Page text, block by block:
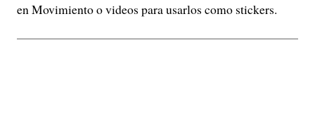
en Movimiento o videos para usarlos como stickers.